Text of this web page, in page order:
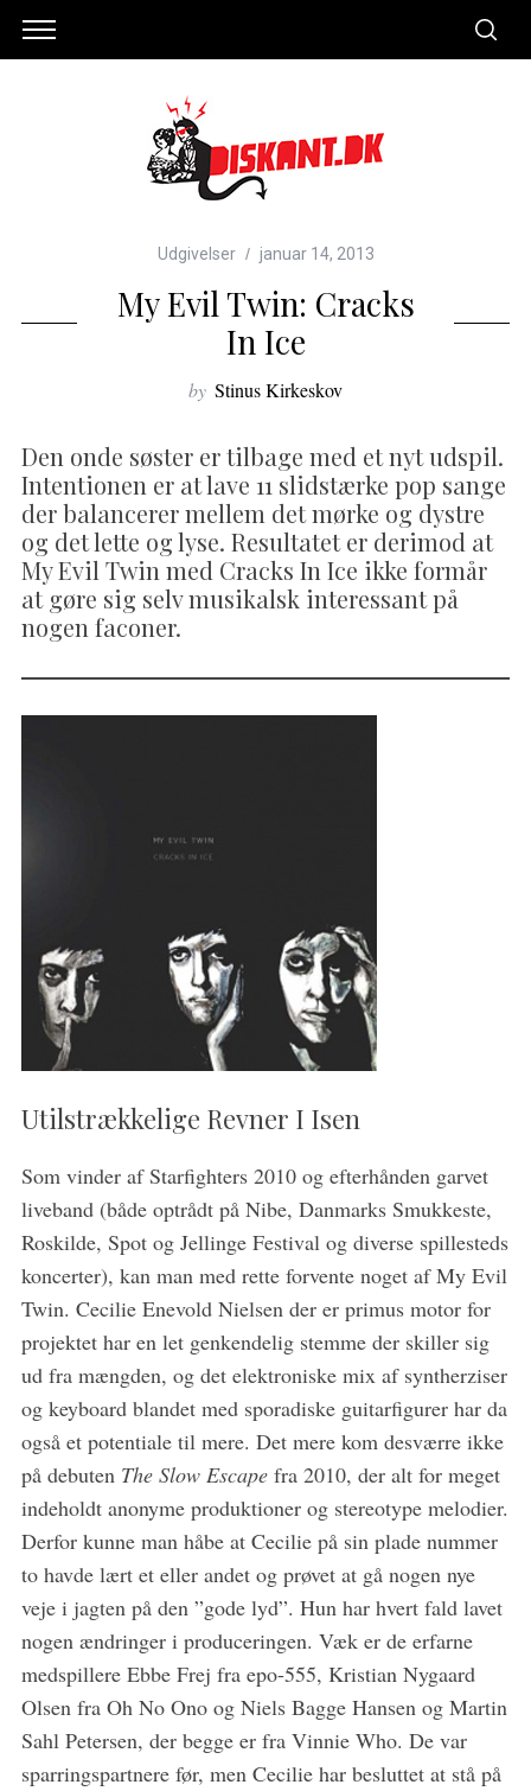
Udgivelser januar 14, 2013
My Evil Twin: Cracks
In Ice
by Stinus Kirkeskov
Den onde søster er tilbage med et nyt udspil.
Intentionen er at lave 11 slidstærke pop sange
der balancerer mellem det mørke og dystre
og det lette og lyse. Resultatet er derimod at
My Evil Twin med Cracks In Ice ikke formår
at gøre sig selv musikalsk interessant på
nogen faconer.
Utilstrækkelige Revner I Isen
Som vinder af Starfighters 2010 og efterhånden garvet
liveband (både optrådt på Nibe, Danmarks Smukkeste,
Roskilde, Spot og Jellinge Festival og diverse spillesteds
koncerter), kan man med rette forvente noget af My Evil
Twin. Cecilie Enevold Nielsen der er primus motor for
projektet har en let genkendelig stemme der skiller sig
ud fra mængden, og det elektroniske mix af syntherziser
og keyboard blandet med sporadiske guitarfigurer har da
også et potentiale til mere. Det mere kom desværre ikke
på debuten The Slow Escape fra 2010, der alt for meget
indeholdt anonyme produktioner og stereotype melodier.
Derfor kunne man håbe at Cecilie på sin plade nummer
to havde lært et eller andet og prøvet at gå nogen nye
veje i jagten på den ”gode lyd”. Hun har hvert fald lavet
nogen ændringer i produceringen. Væk er de erfarne
medspillere Ebbe Frej fra epo-555, Kristian Nygaard
Olsen fra Oh No Ono og Niels Bagge Hansen og Martin
Sahl Petersen, der begge er fra Vinnie Who. De var
sparringspartnere før, men Cecilie har besluttet at stå på